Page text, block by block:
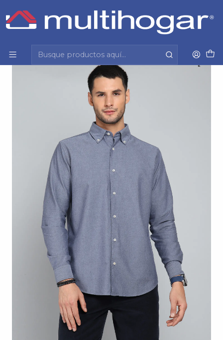
Inicio Vestuario formal y casual
Camisa Manga Larga Oxford Sbol Lisa Arrow
Cm31063Nb